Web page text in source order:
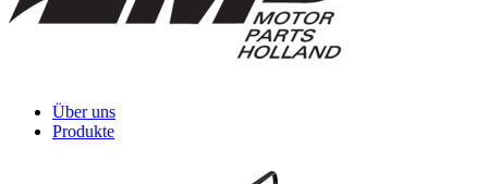
Über uns
Produkte